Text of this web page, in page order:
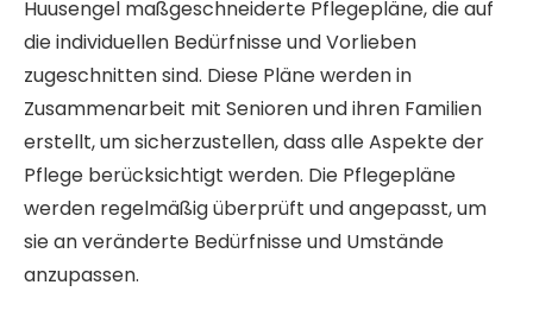
Huusengel maßgeschneiderte Pflegepläne, die auf
die individuellen Bedürfnisse und Vorlieben
zugeschnitten sind. Diese Pläne werden in
Zusammenarbeit mit Senioren und ihren Familien
erstellt, um sicherzustellen, dass alle Aspekte der
Pflege berücksichtigt werden. Die Pflegepläne
werden regelmäßig überprüft und angepasst, um
sie an veränderte Bedürfnisse und Umstände
anzupassen.